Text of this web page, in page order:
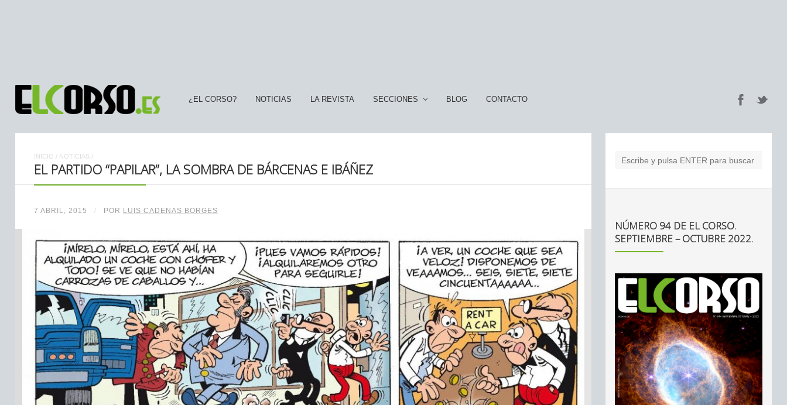
¿EL CORSO? NOTICIAS LA REVISTA SECCIONES BLOG CONTACTO
INICIO / NOTICIAS /
EL PARTIDO “PAPILAR”, LA SOMBRA DE BÁRCENAS E IBÁÑEZ
7 ABRIL, 2015 / POR LUIS CADENAS BORGES
NÚMERO 94 DE EL CORSO.
SEPTIEMBRE – OCTUBRE 2022.